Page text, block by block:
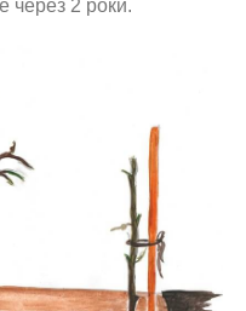
через 2 роки.